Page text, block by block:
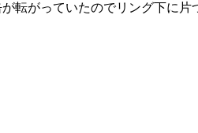
転がっていたのでリング下に片